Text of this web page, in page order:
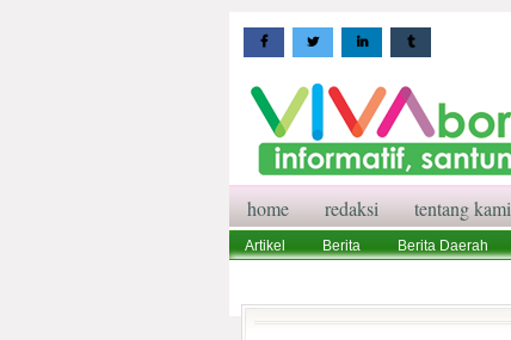
home redaksi tentang kami
Artikel Berita Berita Daerah